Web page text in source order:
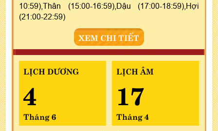
10:59),Thân (15:00-16:59),Dậu (17:00-18:59),Hợi
(21:00-22:59)
XEM CHI TIẾT
LỊCH DƯƠNG
4
Tháng 6
LỊCH ÂM
17
Tháng 4